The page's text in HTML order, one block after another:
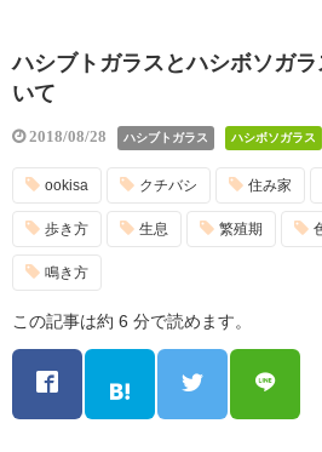
ハシブトガラスとハシボソガ
いて
2018/08/28 ハシブトガラス ハシボソガラス
ookisa クチバシ 住み家
歩き方 生息 繁殖期
鳴き方
この記事は約 6 分で読めます。